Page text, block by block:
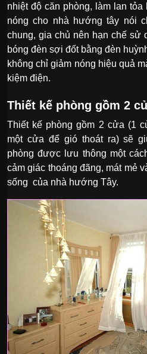
nhiệt độ căn phòng, làm lan
nóng cho nhà hướng tây nói
chung, gia chủ nên hạn chế sử
bóng đèn sợi đốt bằng đèn
không chỉ giảm nóng hiệu quả
kiệm điện.
Thiết kế phòng gồm 2
Thiết kế phòng gồm 2 cửa (1
một cửa để gió thoát ra) sẽ
phòng được lưu thông một
cảm giác thoáng đãng, mát mẻ
sống của nhà hướng Tây.